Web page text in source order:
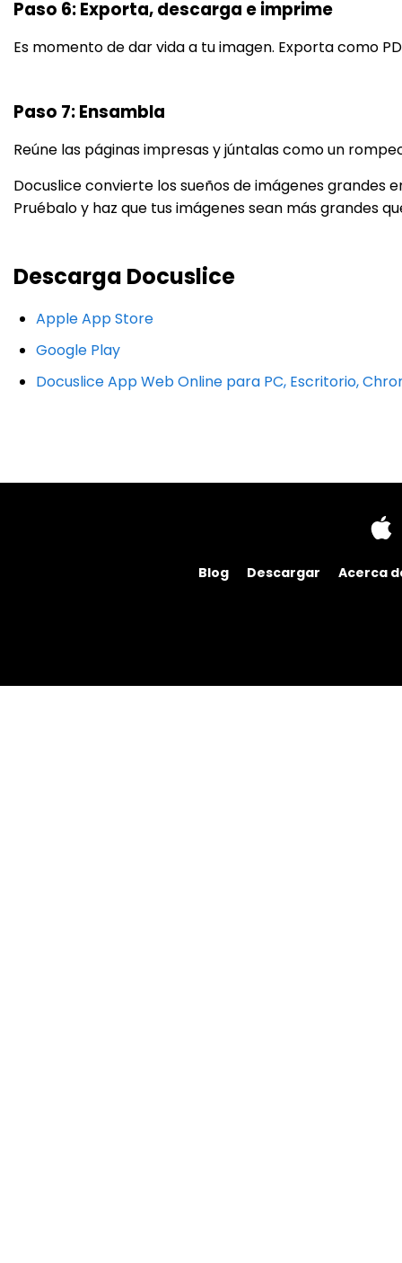
Paso 6: Exporta, descarga e imprime
Es momento de dar vida a tu imagen. Exporta como
Paso 7: Ensambla
Reúne las páginas impresas y júntalas como un
Docuslice convierte los sueños de imágenes grandes
Pruébalo y haz que tus imágenes sean más grandes
Descarga Docuslice
Apple App Store
Google Play
Docuslice App Web Online para PC, Escritorio,
Blog Descargar Acerca